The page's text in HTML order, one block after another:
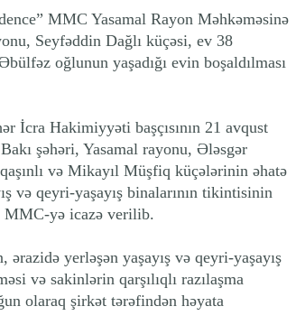
MMC Yasamal Rayon Məhkəməsinə
Seyfəddin Dağlı küçəsi, ev 38
oğlunun yaşadığı evin boşaldılması
İcra Hakimiyyəti başçısının 21 avqust
şəhəri, Yasamal rayonu, Ələsgər
və Mikayıl Müşfiq küçələrinin əhatə
və qeyri-yaşayış binalarının tikintisinin
MMC-yə icazə verilib.
ərazidə yerləşən yaşayış və qeyri-yaşayış
və sakinlərin qarşılıqlı razılaşma
olaraq şirkət tərəfindən həyata